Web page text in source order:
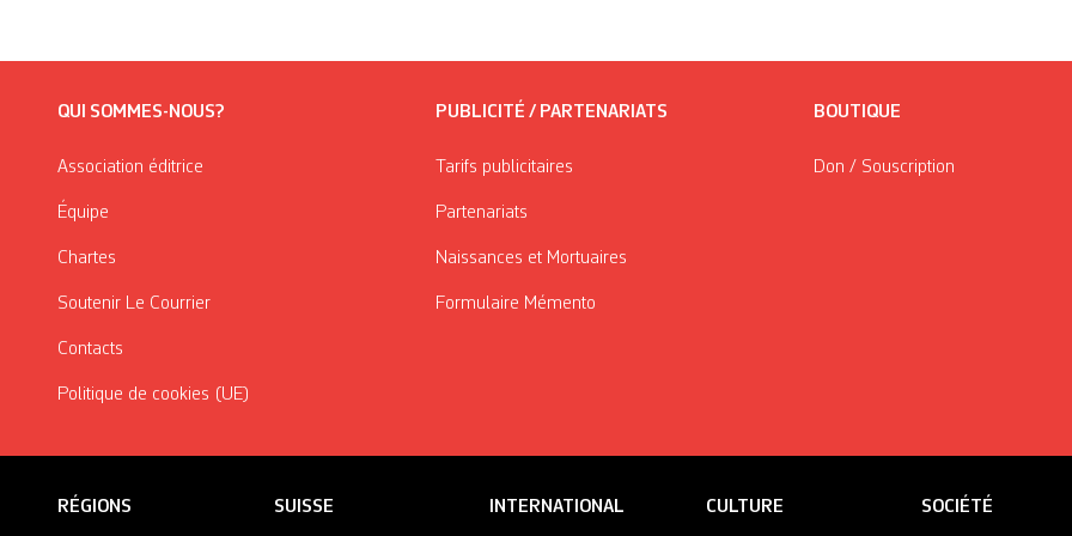
QUI SOMMES-NOUS?
Association éditrice
Équipe
Chartes
Soutenir Le Courrier
Contacts
Politique de cookies (UE)
PUBLICITÉ / PARTENARIATS
Tarifs publicitaires
Partenariats
Naissances et Mortuaires
Formulaire Mémento
BOUTIQUE
Don / Souscription
RÉGIONS SUISSE INTERNATIONAL CULTURE SOCIÉTÉ